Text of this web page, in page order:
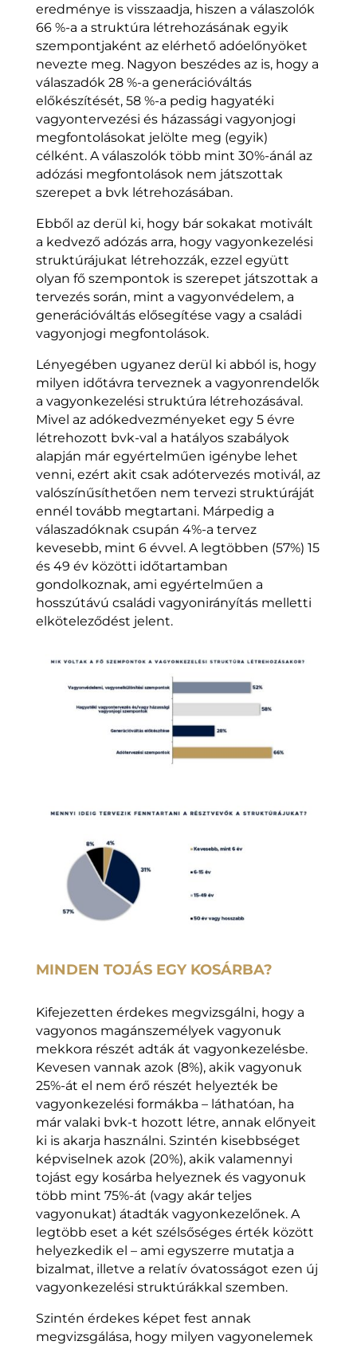
eredménye is visszaadja, hiszen a válaszolók
66 %-a a struktúra létrehozásának egyik
szempontjaként az elérhető adóelőnyöket
nevezte meg. Nagyon beszédes az is, hogy a
válaszadók 28 %-a generációváltás
előkészítését, 58 %-a pedig hagyatéki
vagyontervezési és házassági vagyonjogi
megfontolásokat jelölte meg (egyik)
célként. A válaszolók több mint 30%-ánál az
adózási megfontolások nem játszottak
szerepet a bvk létrehozásában.
Ebből az derül ki, hogy bár sokakat motivált
a kedvező adózás arra, hogy vagyonkezelési
struktúrájukat létrehozzák, ezzel együtt
olyan fő szempontok is szerepet játszottak a
tervezés során, mint a vagyonvédelem, a
generációváltás elősegítése vagy a családi
vagyonjogi megfontolások.
Lényegében ugyanez derül ki abból is, hogy
milyen időtávra terveznek a vagyonrendelők
a vagyonkezelési struktúra létrehozásával.
Mivel az adókedvezményeket egy 5 évre
létrehozott bvk-val a hatályos szabályok
alapján már egyértelműen igénybe lehet
venni, ezért akit csak adótervezés motivál, az
valószínűsíthetően nem tervezi struktúráját
ennél tovább megtartani. Márpedig a
válaszadóknak csupán 4%-a tervez
kevesebb, mint 6 évvel. A legtöbben (57%) 15
és 49 év közötti időtartamban
gondolkoznak, ami egyértelműen a
hosszútávú családi vagyonirányítás melletti
elköteleződést jelent.
MINDEN TOJÁS EGY KOSÁRBA?
Kifejezetten érdekes megvizsgálni, hogy a
vagyonos magánszemélyek vagyonuk
mekkora részét adták át vagyonkezelésbe.
Kevesen vannak azok (8%), akik vagyonuk
25%-át el nem érő részét helyezték be
vagyonkezelési formákba – láthatóan, ha
már valaki bvk-t hozott létre, annak előnyeit
ki is akarja használni. Szintén kisebbséget
képviselnek azok (20%), akik valamennyi
tojást egy kosárba helyeznek és vagyonuk
több mint 75%-át (vagy akár teljes
vagyonukat) átadták vagyonkezelőnek. A
legtöbb eset a két szélsőséges érték között
helyezkedik el – ami egyszerre mutatja a
bizalmat, illetve a relatív óvatosságot ezen új
vagyonkezelési struktúrákkal szemben.
Szintén érdekes képet fest annak
megvizsgálása, hogy milyen vagyonelemek